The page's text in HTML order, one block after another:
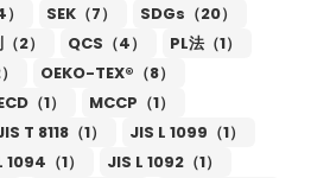
SEK（7）
SDGs（20）
2） QCS（4）
PL法（1）
OEKO-TEX®（8）
（1）
MCCP（1）
T 8118（1）
JIS L 1099（1）
1094（1）
JIS L 1092（1）